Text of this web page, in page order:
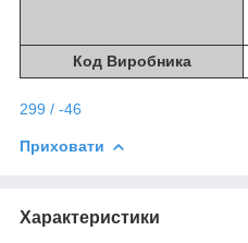
Код Виробника
299 / -46
Приховати
Характеристики